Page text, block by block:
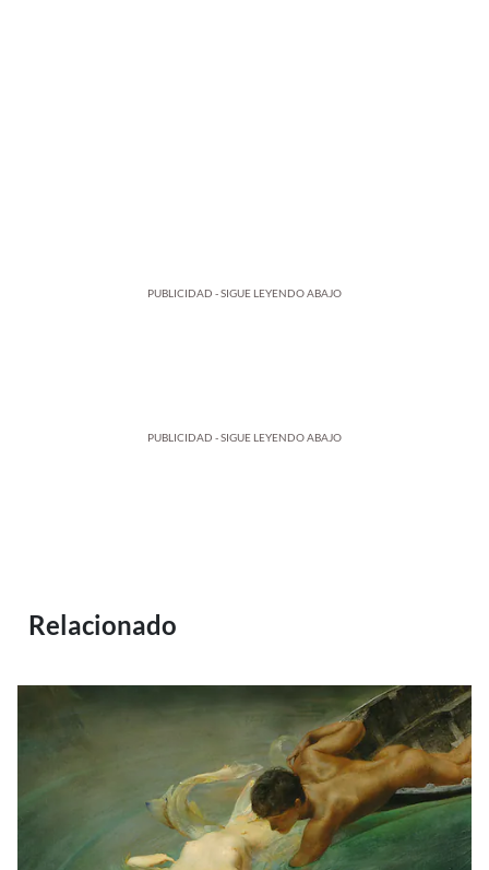
PUBLICIDAD - SIGUE LEYENDO ABAJO
PUBLICIDAD - SIGUE LEYENDO ABAJO
Relacionado